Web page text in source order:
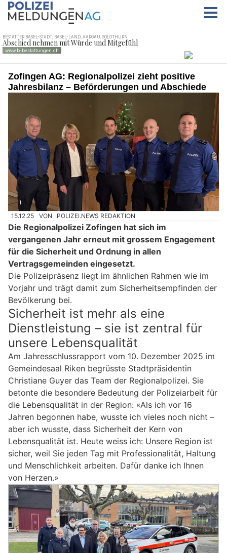
Zofingen AG: Regionalpolizei zieht positive
Jahresbilanz – Beförderungen und Abschiede
15.12.25 VON POLIZEI.NEWS REDAKTION
Die Regionalpolizei Zofingen hat sich im
vergangenen Jahr erneut mit grossem Engagement
für die Sicherheit und Ordnung in allen
Vertragsgemeinden eingesetzt.
Die Polizeipräsenz liegt im ähnlichen Rahmen wie im
Vorjahr und trägt damit zum Sicherheitsempfinden der
Bevölkerung bei.
Sicherheit ist mehr als eine
Dienstleistung – sie ist zentral für
unsere Lebensqualität
Am Jahresschlussrapport vom 10. Dezember 2025 im
Gemeindesaal Riken begrüsste Stadtpräsidentin
Christiane Guyer das Team der Regionalpolizei. Sie
betonte die besondere Bedeutung der Polizeiarbeit für
die Lebensqualität in der Region: «Als ich vor 16
Jahren begonnen habe, wusste ich vieles noch nicht –
aber ich wusste, dass Sicherheit der Kern von
Lebensqualität ist. Heute weiss ich: Unsere Region ist
sicher, weil Sie jeden Tag mit Professionalität, Haltung
und Menschlichkeit arbeiten. Dafür danke ich Ihnen
von Herzen.»